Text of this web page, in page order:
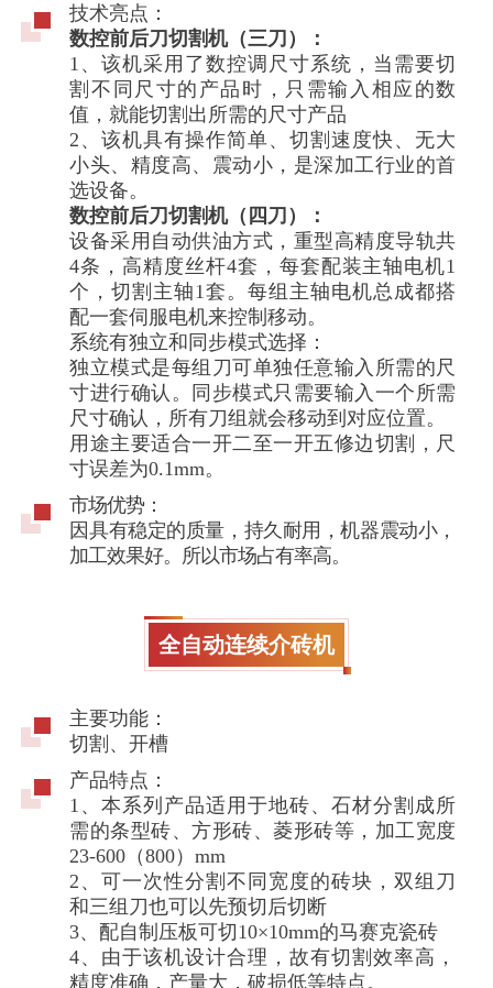
技术亮点：
数控前后刀切割机（三刀）：
1、该机采用了数控调尺寸系统，当需要切
割不同尺寸的产品时，只需输入相应的数
值，就能切割出所需的尺寸产品
2、该机具有操作简单、切割速度快、无大
小头、精度高、震动小，是深加工行业的首
选设备。
数控前后刀切割机（四刀）：
设备采用自动供油方式，重型高精度导轨共
4条，高精度丝杆4套，每套配装主轴电机1
个，切割主轴1套。每组主轴电机总成都搭
配一套伺服电机来控制移动。
系统有独立和同步模式选择：
独立模式是每组刀可单独任意输入所需的尺
寸进行确认。同步模式只需要输入一个所需
尺寸确认，所有刀组就会移动到对应位置。
用途主要适合一开二至一开五修边切割，尺
寸误差为0.1mm。
市场优势：
因具有稳定的质量，持久耐用，机器震动小，
加工效果好。所以市场占有率高。
全自动连续介砖机
主要功能：
切割、开槽
产品特点：
1、本系列产品适用于地砖、石材分割成所
需的条型砖、方形砖、菱形砖等，加工宽度
23-600（800）mm
2、可一次性分割不同宽度的砖块，双组刀
和三组刀也可以先预切后切断
3、配自制压板可切10×10mm的马赛克瓷砖
4、由于该机设计合理，故有切割效率高，
精度准确，产量大，破损低等特点。